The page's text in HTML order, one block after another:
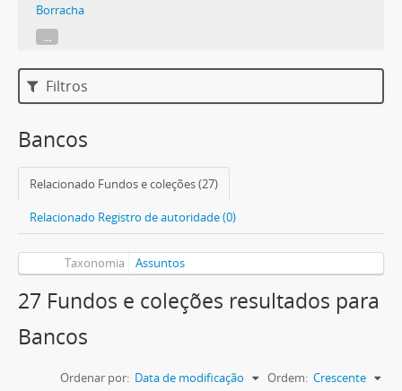
Borracha
...
Filtros
Bancos
Relacionado Fundos e coleções (27)
Relacionado Registro de autoridade (0)
Taxonomia Assuntos
27 Fundos e coleções resultados para
Bancos
Ordenar por: Data de modificação Ordem: Crescente